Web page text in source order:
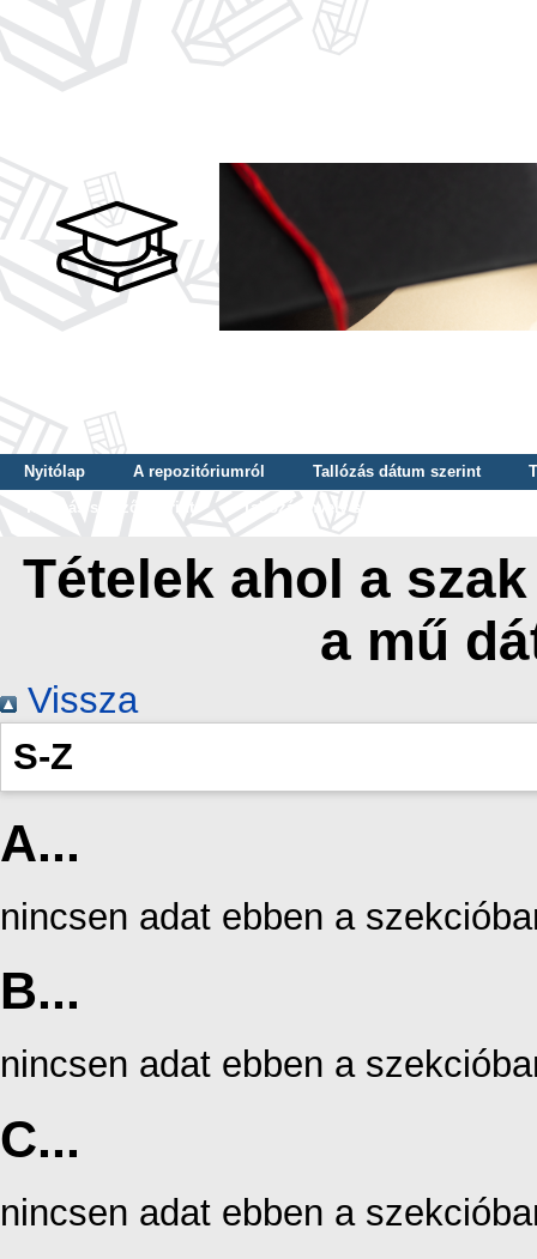
Nyitólap A repozitóriumról Tallózás dátum szerint
Tallózás szerző szerint
Tallózás nyelv szerint
Tételek ahol a
a mű
Vissza
S-Z
A...
nincsen adat ebben a
B...
nincsen adat ebben a
C...
nincsen adat ebben a